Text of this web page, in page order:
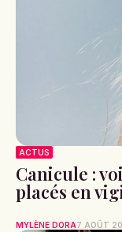
ACTUS
Canicule :
placés en
MYLÈNE DORA7 AOÛT